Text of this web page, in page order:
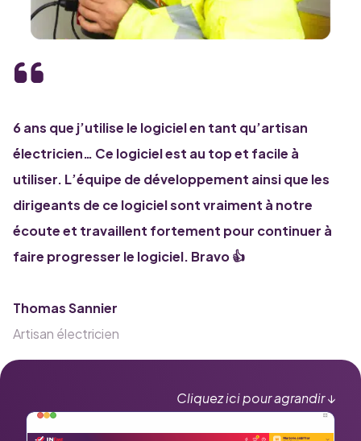
6 ans que j’utilise le logiciel en tant qu’artisan
électricien… Ce logiciel est au top et facile à
utiliser. L’équipe de développement ainsi que les
dirigeants de ce logiciel sont vraiment à notre
écoute et travaillent fortement pour continuer à
faire progresser le logiciel. Bravo 👍
Thomas Sannier
Artisan électricien
Cliquez ici pour agrandir↓